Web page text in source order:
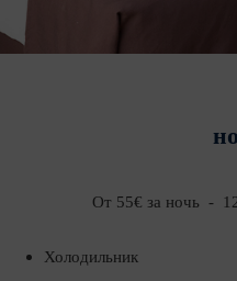
От 55€ за ночь -
Холодильник